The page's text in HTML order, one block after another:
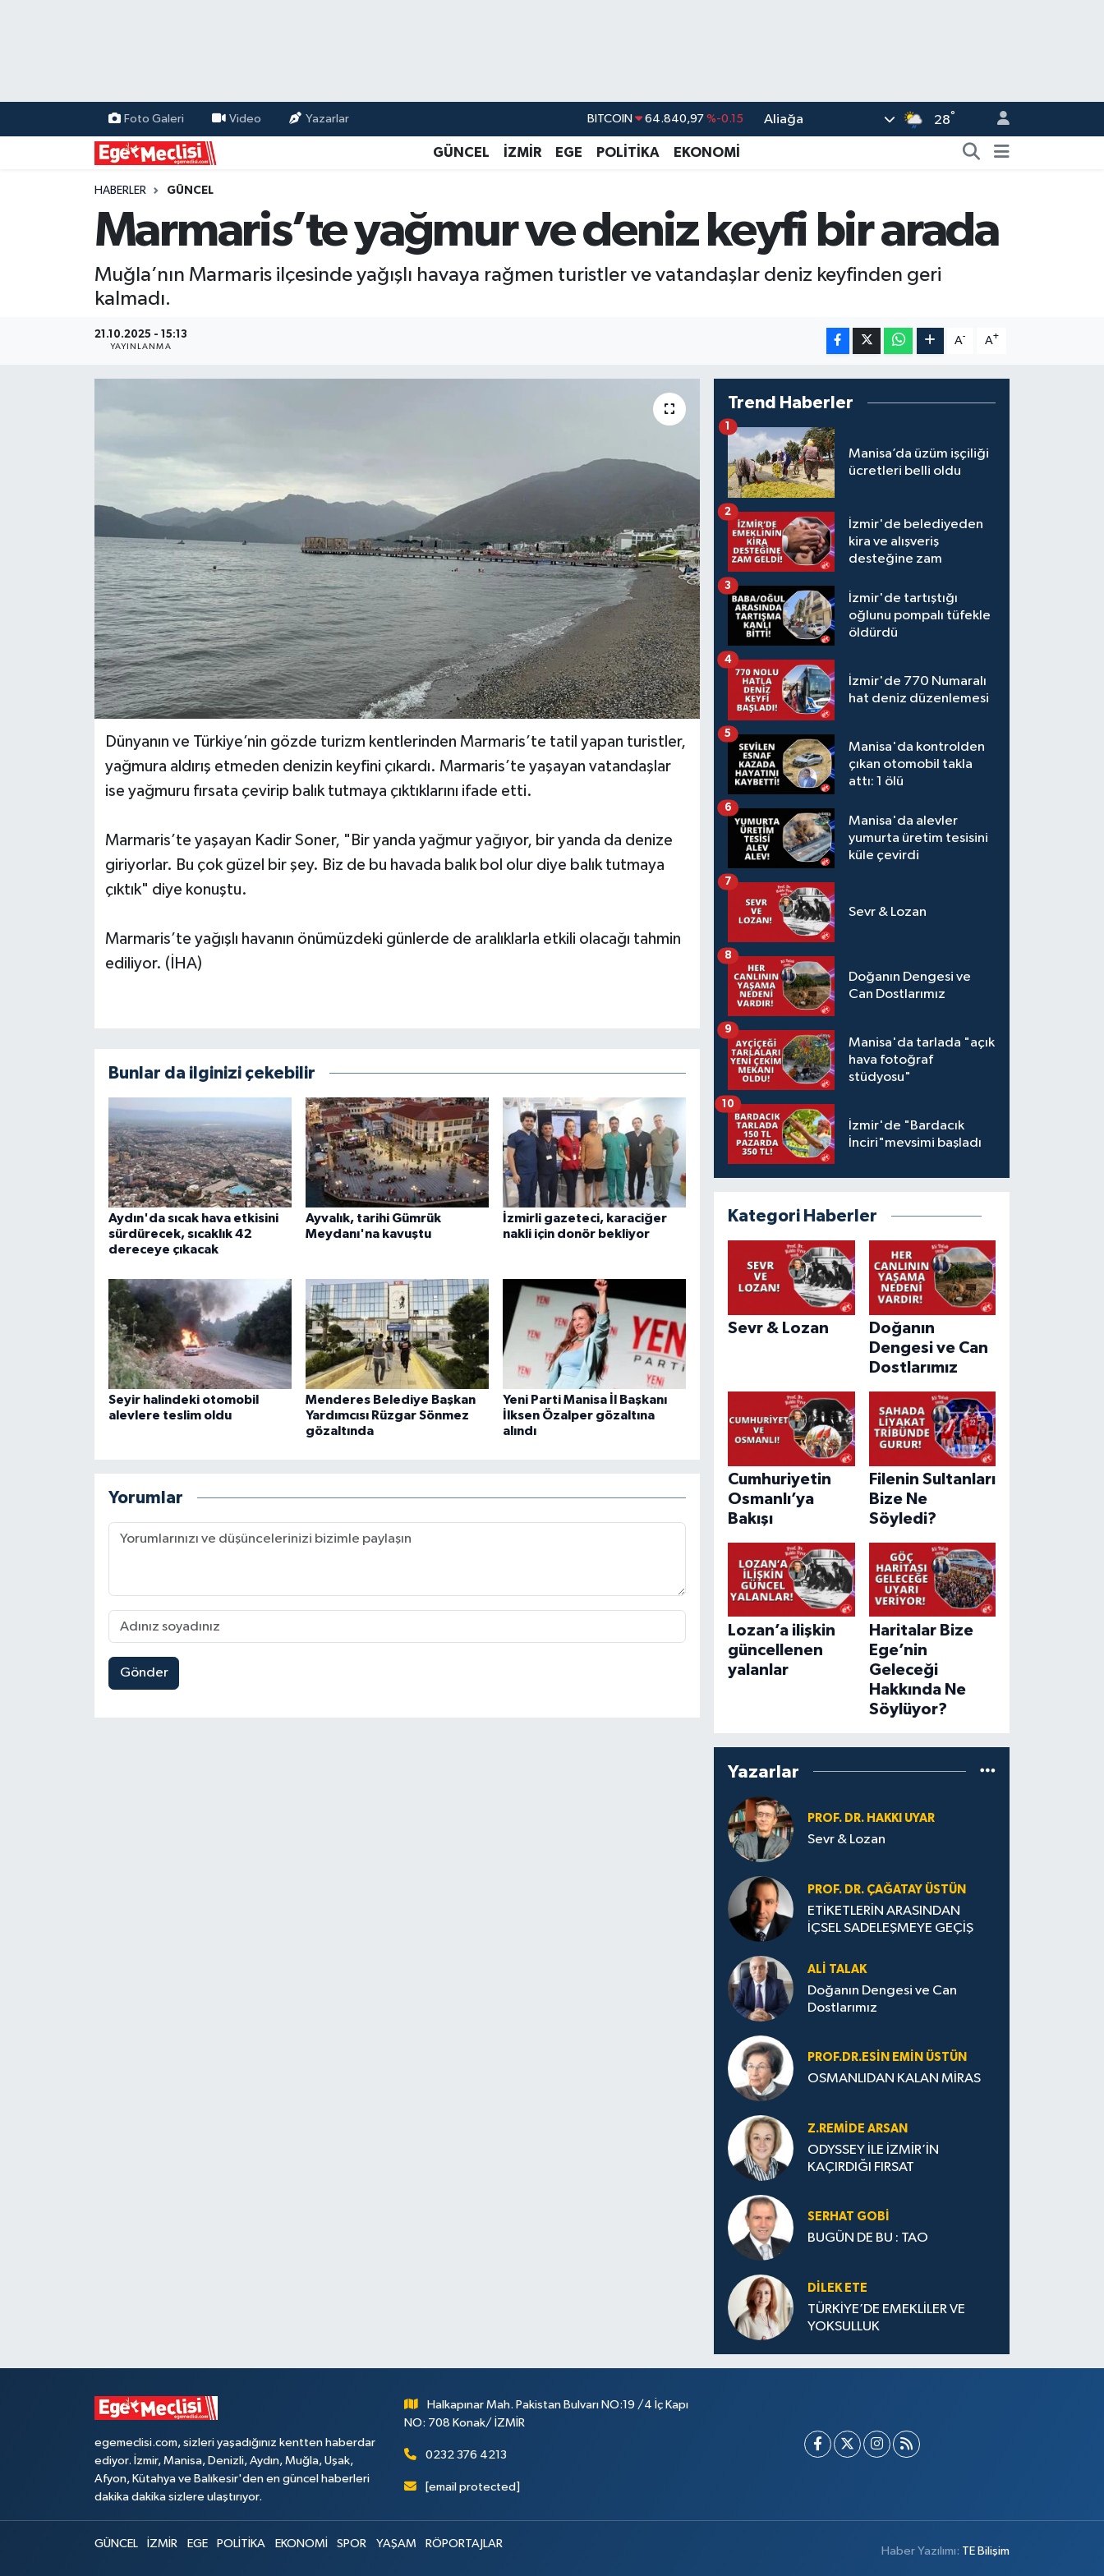
Foto Galeri Video Yazarlar
DOLAR 47,7436 %0.18
GRAM ALTIN 6660.55 %0
Aliağa 28°
GÜNCEL İZMİR EGE POLİTİKA EKONOMİ
HABERLER GÜNCEL
Marmaris’te yağmur ve deniz keyfi bir arada
Muğla’nın Marmaris ilçesinde yağışlı havaya rağmen turistler ve vatandaşlar deniz keyfinden geri
kalmadı.
21.10.2025 - 15:13
YAYINLANMA
A- A+
Dünyanın ve Türkiye’nin gözde turizm kentlerinden Marmaris’te tatil yapan turistler,
yağmura aldırış etmeden denizin keyfini çıkardı. Marmaris’te yaşayan vatandaşlar
ise yağmuru fırsata çevirip balık tutmaya çıktıklarını ifade etti.
Marmaris’te yaşayan Kadir Soner, "Bir yanda yağmur yağıyor, bir yanda da denize
giriyorlar. Bu çok güzel bir şey. Biz de bu havada balık bol olur diye balık tutmaya
çıktık" diye konuştu.
Marmaris’te yağışlı havanın önümüzdeki günlerde de aralıklarla etkili olacağı tahmin
ediliyor. (İHA)
Bunlar da ilginizi çekebilir
Aydın'da sıcak hava etkisini
sürdürecek, sıcaklık 42
dereceye çıkacak
Ayvalık, tarihi Gümrük
Meydanı'na kavuştu
İzmirli gazeteci, karaciğer
nakli için donör bekliyor
Seyir halindeki otomobil
alevlere teslim oldu
Menderes Belediye Başkan
Yardımcısı Rüzgar Sönmez
gözaltında
Yeni Parti Manisa İl Başkanı
İlksen Özalper gözaltına
alındı
Yorumlar
Gönder
Trend Haberler
Manisa’da üzüm işçiliği
ücretleri belli oldu
1
İzmir'de belediyeden
kira ve alışveriş
desteğine zam
2
İzmir'de tartıştığı
oğlunu pompalı tüfekle
öldürdü
3
İzmir'de 770 Numaralı
hat deniz düzenlemesi
4
Manisa'da kontrolden
çıkan otomobil takla
attı: 1 ölü
5
Manisa'da alevler
yumurta üretim tesisini
küle çevirdi
6
Sevr & Lozan
7
Doğanın Dengesi ve
Can Dostlarımız
8
Manisa'da tarlada "açık
hava fotoğraf
stüdyosu"
9
İzmir'de "Bardacık
İnciri"mevsimi başladı
10
Kategori Haberler
Sevr & Lozan
Doğanın
Dengesi ve Can
Dostlarımız
Cumhuriyetin
Osmanlı’ya
Bakışı
Filenin Sultanları
Bize Ne
Söyledi?
Lozan’a ilişkin
güncellenen
yalanlar
Haritalar Bize
Ege’nin
Geleceği
Hakkında Ne
Söylüyor?
Yazarlar
PROF. DR. HAKKI UYAR
Sevr & Lozan
PROF. DR. ÇAĞATAY ÜSTÜN
ETİKETLERİN ARASINDAN
İÇSEL SADELEŞMEYE GEÇİŞ
ALI TALAK
Doğanın Dengesi ve Can
Dostlarımız
PROF.DR.ESIN EMIN ÜSTÜN
OSMANLIDAN KALAN MİRAS
Z.REMIDE ARSAN
ODYSSEY İLE İZMİR’İN
KAÇIRDIĞI FIRSAT
SERHAT GOBİ
BUGÜN DE BU : TAO
DILEK ETE
TÜRKİYE’DE EMEKLİLER VE
YOKSULLUK
egemeclisi.com, sizleri yaşadığınız kentten haberdar
ediyor. İzmir, Manisa, Denizli, Aydın, Muğla, Uşak,
Afyon, Kütahya ve Balıkesir'den en güncel haberleri
dakika dakika sizlere ulaştırıyor.
Halkapınar Mah. Pakistan Bulvarı NO:19 /4 İç Kapı
NO: 708 Konak/ İZMİR
0232 376 4213
[email protected]
GÜNCEL İZMİR EGE POLİTİKA EKONOMİ SPOR YAŞAM RÖPORTAJLAR
Haber Yazılımı: TE Bilişim
EKONOMİ
GÜNCEL
ÖZEL HABER
POLİTİKA